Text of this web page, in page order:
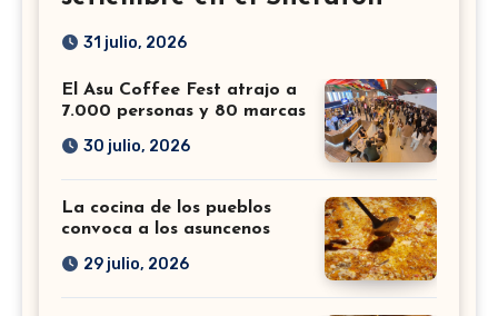
31 julio, 2026
El Asu Coffee Fest atrajo a
7.000 personas y 80 marcas
30 julio, 2026
La cocina de los pueblos
convoca a los asuncenos
29 julio, 2026